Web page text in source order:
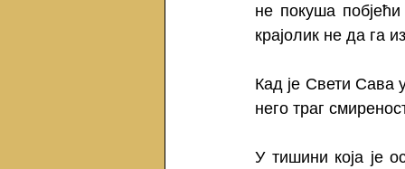
не покуша
крајолик не да га
Кад је Свети Сава
него траг
У тишини која је